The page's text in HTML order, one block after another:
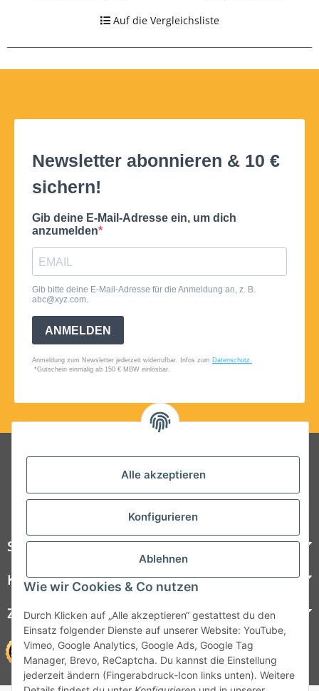
Alle akzeptieren
Konfigurieren
Ablehnen
Wie wir Cookies & Co nutzen
Durch Klicken auf „Alle akzeptieren“ gestattest du den
Einsatz folgender Dienste auf unserer Website: YouTube,
Vimeo, Google Analytics, Google Ads, Google Tag
Manager, Brevo, ReCaptcha. Du kannst die Einstellung
jederzeit ändern (Fingerabdruck-Icon links unten). Weitere
Auf die Vergleichsliste
Folgt uns auf Social Media
Steelboxx
Kundenservice
Zahlungsmöglichkeiten